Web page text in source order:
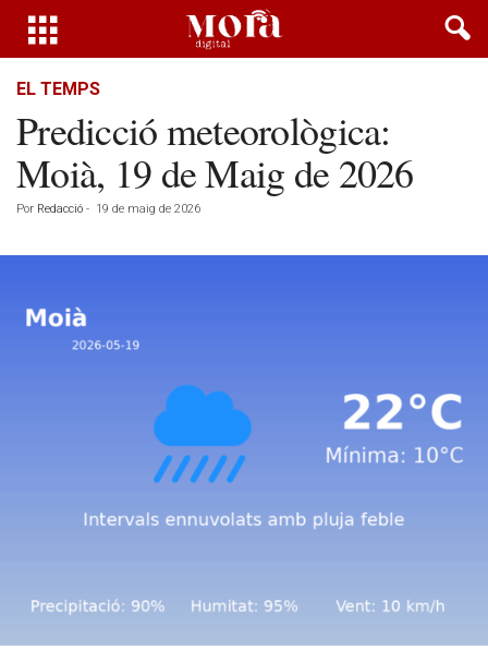
EL TEMPS
Predicció meteorològica:
Moià, 19 de Maig de 2026
Por Redacció - 19 de maig de 2026